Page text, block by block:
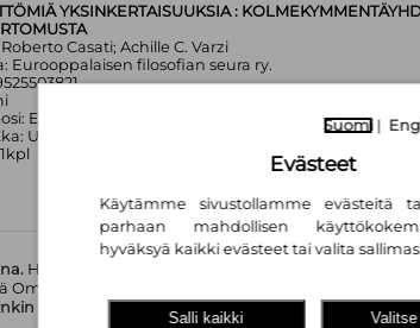
YKSINKERTAISUUKSIA :
Casati; Achille C. Varzi
Eurooppalaisen filosofian seura ry.
Ei tiedossa
Uutta vastaava
Hinta
Omakaupassa
Suomi|
Evästeet
Käytämme sivustollamme evästeitä
parhaan mahdollisen
hyväksyä kaikki evästeet tai valita
Salli kaikki